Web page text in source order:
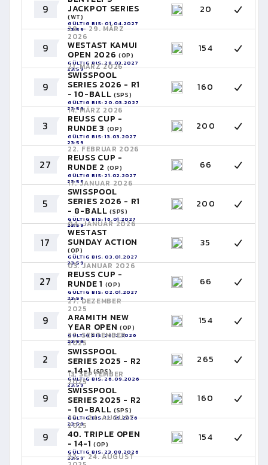
9 JACKPOT SERIES
(WT)
GÜLTIG BIS: 01.04.2027
23:59
20
9
28. - 29. MÄRZ
2026
WESTAST KAMUI
OPEN 2026 (OP)
GÜLTIG BIS: 28.03.2027
23:59
154
9
21. MÄRZ 2026
SWISSPOOL
SERIES 2026 - R1
- 10-BALL (SPS)
GÜLTIG BIS: 20.03.2027
23:59
160
3
14. MÄRZ 2026
REUSS CUP -
RUNDE 3 (OP)
GÜLTIG BIS: 13.03.2027
23:59
200
27
22. FEBRUAR 2026
REUSS CUP -
RUNDE 2 (OP)
GÜLTIG BIS: 21.02.2027
23:59
66
5
17. JANUAR 2026
SWISSPOOL
SERIES 2026 - R1
- 8-BALL(SPS)
GÜLTIG BIS: 16.01.2027
23:59
200
17
04. JANUAR 2026
WESTAST
SUNDAY ACTION
(OP)
GÜLTIG BIS: 03.01.2027
23:59
35
27
03. JANUAR 2026
REUSS CUP -
RUNDE 1 (OP)
GÜLTIG BIS: 02.01.2027
23:59
66
9
27. DEZEMBER
2025
ARAMITH NEW
YEAR OPEN (OP)
GÜLTIG BIS: 26.12.2026
23:59
154
2
27. SEPTEMBER
2025
SWISSPOOL
SERIES 2025 - R2
- 14-1(SPS)
GÜLTIG BIS: 26.09.2026
23:59
265
9
13. SEPTEMBER
2025
SWISSPOOL
SERIES 2025 - R2
- 10-BALL (SPS)
GÜLTIG BIS: 12.09.2026
23:59
160
9
22. - 24. AUGUST
2025
40. TRIPLE OPEN
- 14-1 (OP)
GÜLTIG BIS: 23.08.2026
23:59
154
22. - 24. AUGUST